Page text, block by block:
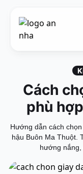
Dự án
Nhật kí thi công
Mẫu nhà
Liên hệ
Cách
phù
Hướng dẫn cách
hậu Buôn Ma Thuột.
hướng nắng,